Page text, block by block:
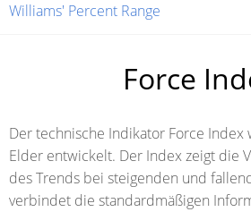
Williams' Percent Range
Force
Der technische Indikator Force
Elder entwickelt. Der Index zeigt die
des Trends bei steigenden und
verbindet die standardmäßigen